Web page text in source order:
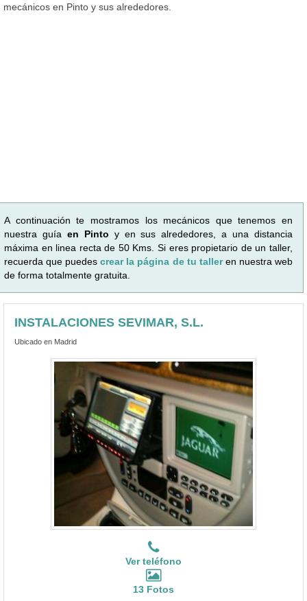
mecánicos en Pinto y sus alrededores.
A continuación te mostramos los mecánicos que tenemos en
nuestra guía en Pinto y en sus alrededores, a una distancia
máxima en linea recta de 50 Kms. Si eres propietario de un taller,
recuerda que puedescrear la página de tu talleren nuestra web
de forma totalmente gratuita.
INSTALACIONES SEVIMAR, S.L.
Ubicado en Madrid
Ver teléfono
13 Fotos